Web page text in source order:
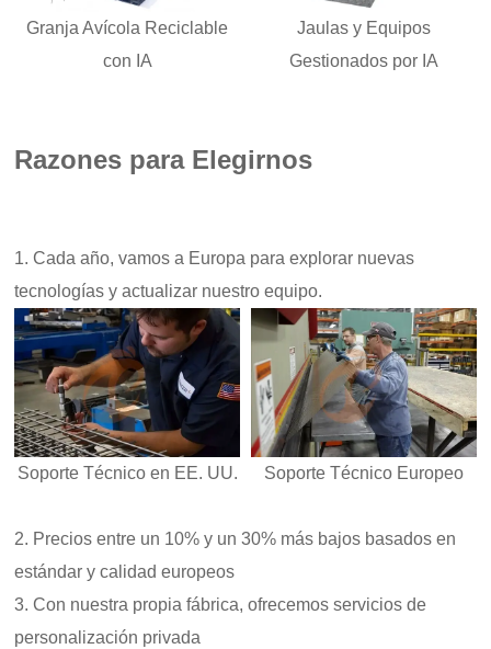
Granja Avícola Reciclable
con IA
Jaulas y Equipos
Gestionados por IA
Razones para Elegirnos
1. Cada año, vamos a Europa para explorar nuevas
tecnologías y actualizar nuestro equipo.
Soporte Técnico en EE. UU. Soporte Técnico Europeo
2. Precios entre un 10% y un 30% más bajos basados en
estándar y calidad europeos
3. Con nuestra propia fábrica, ofrecemos servicios de
personalización privada